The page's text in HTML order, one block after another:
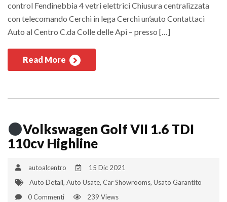
control Fendinebbia 4 vetri elettrici Chiusura centralizzata
con telecomando Cerchi in lega Cerchi un’auto Contattaci
Auto al Centro C.da Colle delle Api – presso […]
Read More
Volkswagen Golf VII 1.6 TDI
110cv Highline
autoalcentro
15 Dic 2021
Auto Detail, Auto Usate, Car Showrooms, Usato Garantito
0 Commenti
239 Views